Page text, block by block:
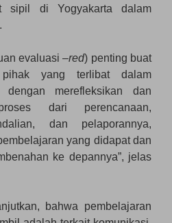
sipil di Yogyakarta dalam
evaluasi –red) penting buat
yang terlibat dalam
dengan merefleksikan dan
dari perencanaan,
dan pelaporannya,
yang didapat dan
ke depannya”, jelas
bahwa pembelajaran